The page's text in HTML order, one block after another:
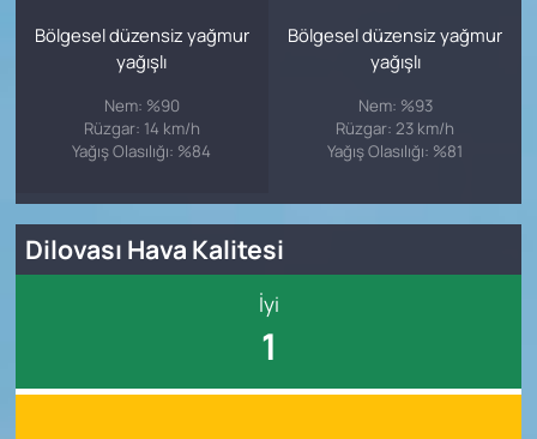
Bölgesel düzensiz yağmur
yağışlı
Nem: %90
Rüzgar: 14 km/h
Yağış Olasılığı: %84
Bölgesel düzensiz yağmur
yağışlı
Nem: %93
Rüzgar: 23 km/h
Yağış Olasılığı: %81
Dilovası Hava Kalitesi
İyi
1